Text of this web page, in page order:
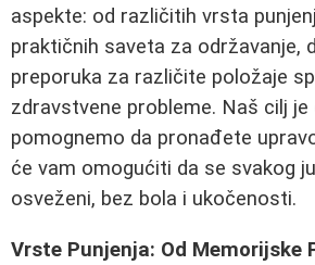
aspekte: od različitih vrsta
praktičnih saveta za održavanje,
preporuka za različite položaje
zdravstvene probleme. Naš cilj je
pomognemo da pronađete
će vam omogućiti da se svakog
osveženi, bez bola i ukočenosti.
Vrste Punjenja: Od Memorijske